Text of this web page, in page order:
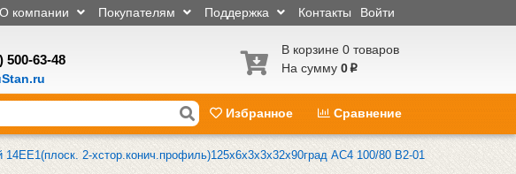
Войти
Контакты
Поддержка
Покупателям
О компании
500-63-48
В корзине 0 товаров
На сумму 0 p
Избранное Сравнение
14ЕЕ1(плоск. 2-хстор.конич.профиль)125х6х3х3х32х90град АС4 100/80 В2-01